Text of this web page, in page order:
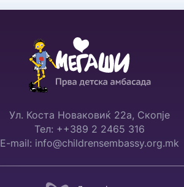
Ул. Коста Новаковиќ 22а, Скопје
Тел: ++389 2 2465 316
E-mail: info@childrensembassy.org.mk